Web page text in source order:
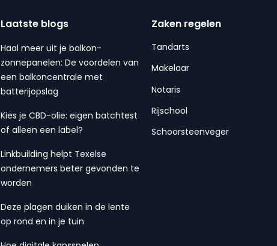
Laatste blogs
Haal meer uit je balkon-
zonnepanelen: De voordelen van
een balkoncentrale met
batterijopslag
Kies je CBD-olie: eigen batchtest
of alleen een label?
Linkbuilding helpt Texelse
ondernemers beter gevonden te
worden
Deze plagen duiken in de lente
op rond en in je tuin
Zaken regelen
Tandarts
Makelaar
Notaris
Rijschool
Schoorsteenveger